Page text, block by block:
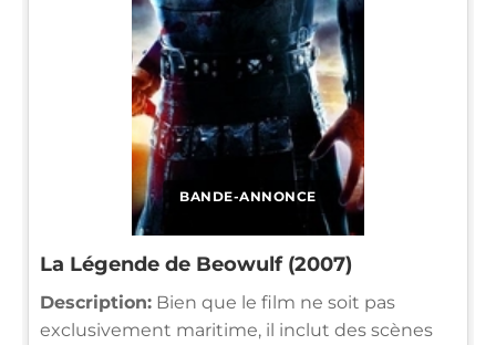
BANDE-ANNONCE
La Légende de Beowulf (2007)
Description: Bien que le film ne soit pas
exclusivement maritime, il inclut des scènes